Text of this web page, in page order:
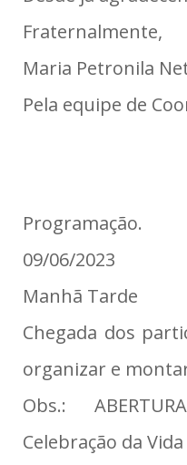
Fraternalmente,
Maria Petronila
Pela equipe de
Programação.
09/06/2023
Manhã Tarde
Chegada dos
organizar e
Obs.:
Celebração da